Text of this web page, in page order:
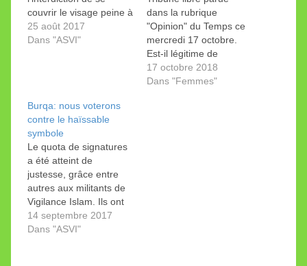
couvrir le visage peine à
atteindre le nombre de
signatures nécessaires.
25 août 2017
Dans "ASVI"
dans la rubrique
"Opinion" du Temps ce
mercredi 17 octobre.
Est-il légitime de
s’interroger sur les
positions de la
17 octobre 2018
Dans "Femmes"
Burqa: nous voterons
contre le haïssable
symbole
Le quota de signatures
a été atteint de
justesse, grâce entre
autres aux militants de
Vigilance Islam. Ils ont
découvert dans une
partie de la population
14 septembre 2017
Dans "ASVI"